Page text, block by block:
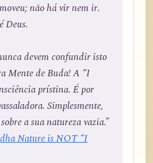
não há vir nem ir.
Deus.
devem confundir isto
Mente de Buda! A “I
prístina. É por
Simplesmente,
a sua natureza vazia.”
Nature is NOT “I